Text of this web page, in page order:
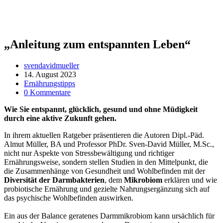
„Anleitung zum entspannten Leben“
Beitrags-
Autor:
svendavidmueller
Beitrag
veröffentlicht:
14. August 2023
Beitrags-
Kategorie:
Ernährungstipps
Beitrags-
0 Kommentare
Wie Sie entspannt, glücklich, gesund und ohne Müdigkeit
durch eine aktive Zukunft gehen.
In ihrem aktuellen Ratgeber präsentieren die Autoren Dipl.-Päd.
Almut Müller, BA und Professor PhDr. Sven-David Müller, M.Sc.,
nicht nur Aspekte von Stressbewältigung und richtiger
Ernährungsweise, sondern stellen Studien in den Mittelpunkt, die
die Zusammenhänge von Gesundheit und Wohlbefinden mit der
Diversität der Darmbakterien, dem Mikrobiom erklären und wie
probiotische Ernährung und gezielte Nahrungsergänzung sich auf
das psychische Wohlbefinden auswirken.
Ein aus der Balance geratenes Darmmikrobiom kann ursächlich für